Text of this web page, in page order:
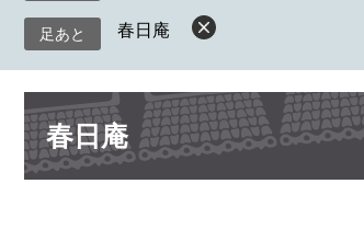
へ
春日庵
本
文 春日庵